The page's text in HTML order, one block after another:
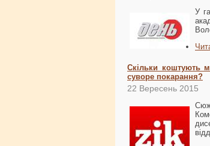
У
Скільки коштують
суворе покарання?
22 Вересень 2015